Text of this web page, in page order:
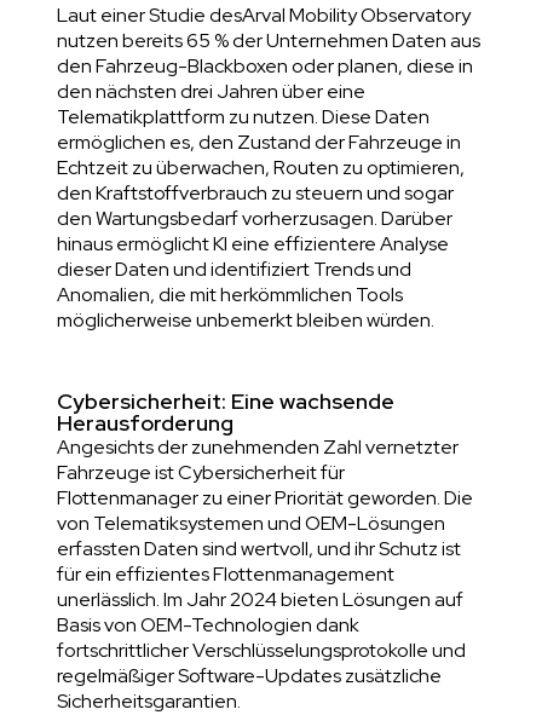
Laut einer Studie desArval Mobility Observatory
nutzen bereits 65 % der Unternehmen Daten aus
den Fahrzeug-Blackboxen oder planen, diese in
den nächsten drei Jahren über eine
Telematikplattform zu nutzen. Diese Daten
ermöglichen es, den Zustand der Fahrzeuge in
Echtzeit zu überwachen, Routen zu optimieren,
den Kraftstoffverbrauch zu steuern und sogar
den Wartungsbedarf vorherzusagen. Darüber
hinaus ermöglicht KI eine effizientere Analyse
dieser Daten und identifiziert Trends und
Anomalien, die mit herkömmlichen Tools
möglicherweise unbemerkt bleiben würden.
Cybersicherheit: Eine wachsende
Herausforderung
Angesichts der zunehmenden Zahl vernetzter
Fahrzeuge ist Cybersicherheit für
Flottenmanager zu einer Priorität geworden. Die
von Telematiksystemen und OEM-Lösungen
erfassten Daten sind wertvoll, und ihr Schutz ist
für ein effizientes Flottenmanagement
unerlässlich. Im Jahr 2024 bieten Lösungen auf
Basis von OEM-Technologien dank
fortschrittlicher Verschlüsselungsprotokolle und
regelmäßiger Software-Updates zusätzliche
Sicherheitsgarantien.